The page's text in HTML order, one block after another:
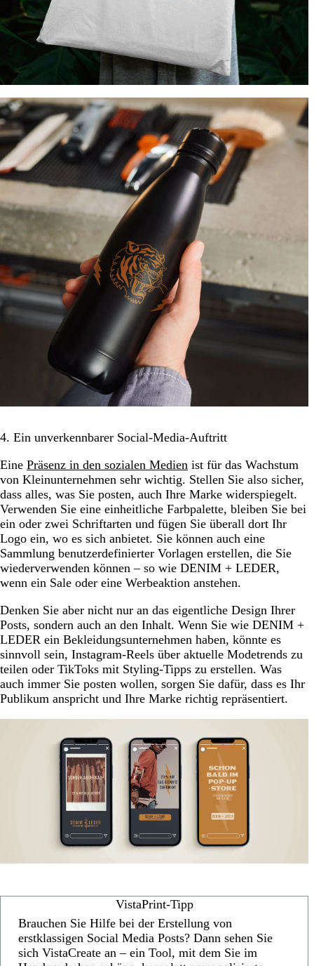
4. Ein unverkennbarer Social-Media-Auftritt
Eine Präsenz in den sozialen Medien ist für das Wachstum
von Kleinunternehmen sehr wichtig. Stellen Sie also sicher,
dass alles, was Sie posten, auch Ihre Marke widerspiegelt.
Verwenden Sie eine einheitliche Farbpalette, bleiben Sie bei
ein oder zwei Schriftarten und fügen Sie überall dort Ihr
Logo ein, wo es sich anbietet. Sie können auch eine
Sammlung benutzerdefinierter Vorlagen erstellen, die Sie
wiederverwenden können – so wie DENIM + LEDER,
wenn ein Sale oder eine Werbeaktion anstehen.
Denken Sie aber nicht nur an das eigentliche Design Ihrer
Posts, sondern auch an den Inhalt. Wenn Sie wie DENIM +
LEDER ein Bekleidungsunternehmen haben, könnte es
sinnvoll sein, Instagram-Reels über aktuelle Modetrends zu
teilen oder TikToks mit Styling-Tipps zu erstellen. Was
auch immer Sie posten wollen, sorgen Sie dafür, dass es Ihr
Publikum anspricht und Ihre Marke richtig repräsentiert.
VistaPrint-Tipp
Brauchen Sie Hilfe bei der Erstellung von
erstklassigen Social Media Posts? Dann sehen Sie
sich VistaCreate an – ein Tool, mit dem Sie im